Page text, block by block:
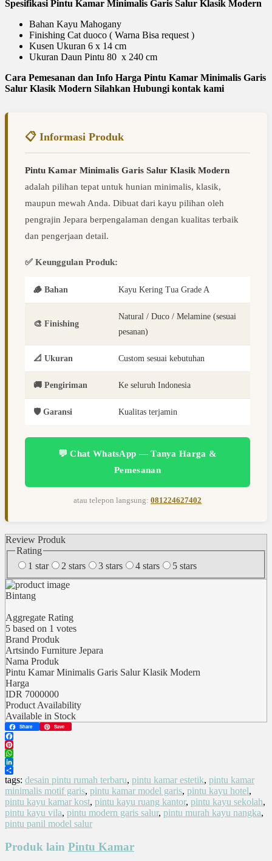
Spesifikasi Pintu Kamar Minimalis Garis Salur Klasik Modern
Bahan Kayu Mahogany
Finishing Cat duoco ( Warna Bisa request )
Kusen Ukuran 6 x 14 cm
Ukuran Daun Pintu 80 x 240 cm
Cara Pemesanan dan Info Harga Pintu Kamar Minimalis Garis
Salur Klasik Modern Silahkan Hubungi kontak kami
📋 Informasi Produk
Pintu Kamar Minimalis Garis Salur Klasik Modern
adalah pilihan tepat untuk hunian minimalis, klasik,
maupun mewah Anda. Dibuat dari kayu pilihan oleh
pengrajin Jepara berpengalaman dengan kualitas terbaik
dan pengerjaan detail.
✅ Keunggulan Produk:
🪵 Bahan Kayu Kering Tua Grade A
🎨 Finishing
Natural / Duco / Melamine (sesuai
pesanan)
📐 Ukuran Custom sesuai kebutuhan
🚚 Pengiriman Ke seluruh Indonesia
🛡️ Garansi Kualitas terjamin
💬 Chat WhatsApp — Tanya Harga &
Pemesanan
atau telepon langsung: 081224627402
Review Produk
Rating
1 star
2 stars 3 stars 4 stars 5 stars
Bintang
Aggregate Rating
5 based on 1 votes
Brand Produk
Artsindo Furniture Jepara
Nama Produk
Pintu Kamar Minimalis Garis Salur Klasik Modern
Harga
IDR 7000000
Product Availability
Available in Stock
Share Save
Facebook
Pinterest
WhatsApp
LinkedIn
Share
tags: desain pintu rumah terbaru, pintu kamar estetik, pintu kamar
minimalis motif garis, pintu kamar model garis, pintu kayu hotel,
pintu kayu kamar kost, pintu kayu ruang kantor, pintu kayu sekolah,
pintu kayu vila, pintu modern garis salur, pintu murah kayu nangka,
pintu panil model salur
Produk lain Pintu Kamar